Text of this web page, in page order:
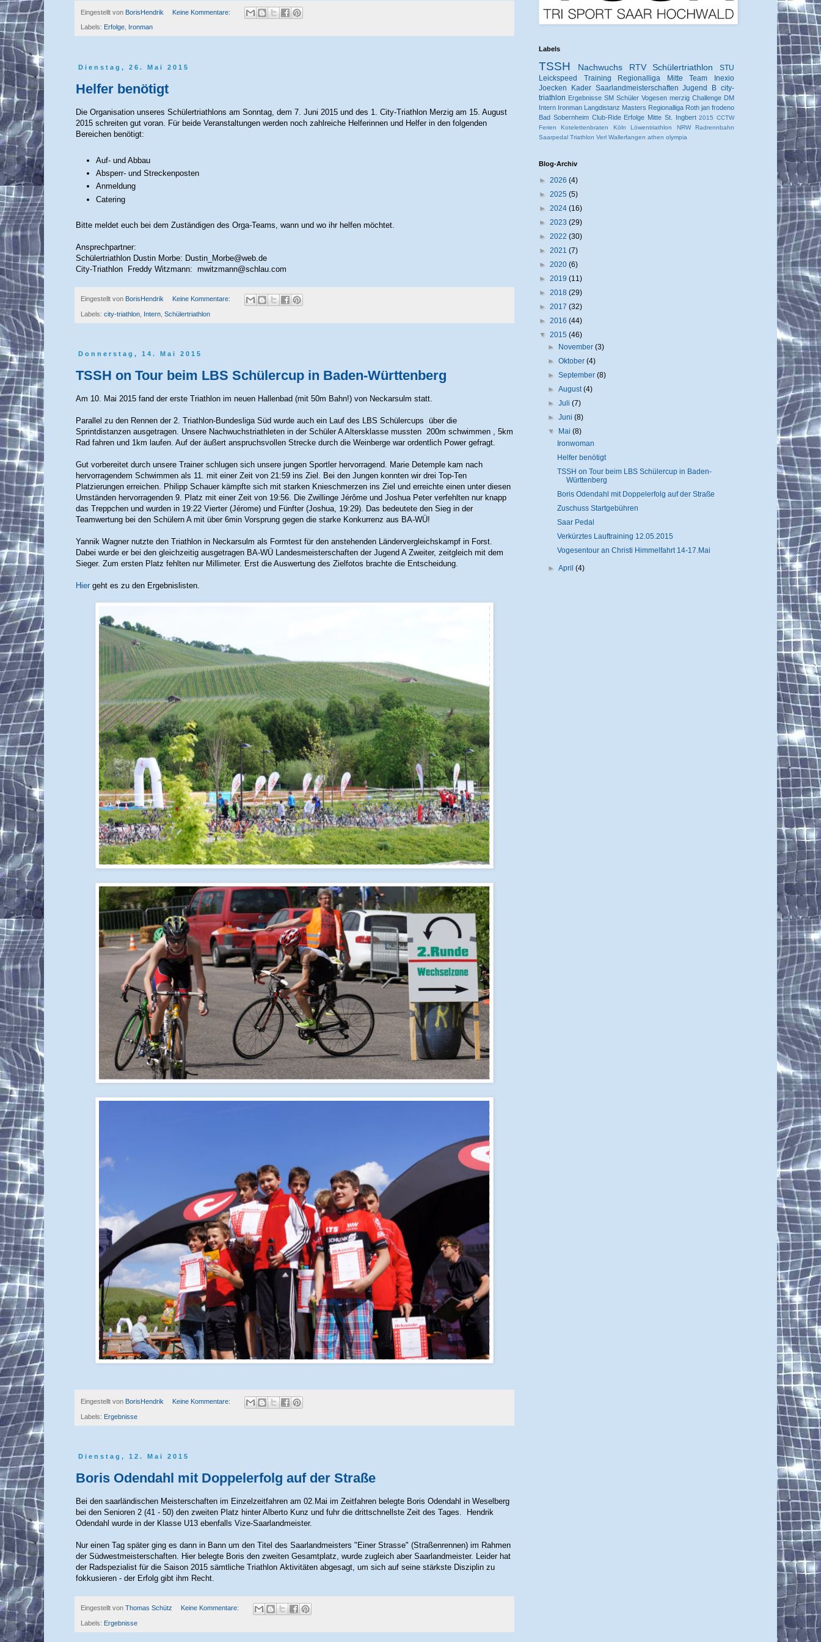
Eingestellt von BorisHendrik Keine Kommentare:
Labels: Erfolge, Ironman
Dienstag, 26. Mai 2015
Helfer benötigt
Die Organisation unseres Schülertriathlons am Sonntag, dem 7. Juni 2015 und des 1. City-Triathlon Merzig am 15. August
2015 schreiten gut voran. Für beide Veranstaltungen werden noch zahlreiche Helferinnen und Helfer in den folgenden
Bereichen benötigt:
Auf- und Abbau
Absperr- und Streckenposten
Anmeldung
Catering
Bitte meldet euch bei dem Zuständigen des Orga-Teams, wann und wo ihr helfen möchtet.
Ansprechpartner:
Schülertriathlon Dustin Morbe: Dustin_Morbe@web.de
City-Triathlon Freddy Witzmann: mwitzmann@schlau.com
Eingestellt von BorisHendrik Keine Kommentare:
Labels: city-triathlon Intern Schülertriathlon
Donnerstag, 14. Mai 2015
TSSH on Tour beim LBS Schülercup in Baden-Württenberg
Am 10. Mai 2015 fand der erste Triathlon im neuen Hallenbad (mit 50m Bahn!) von Neckarsulm statt.
Parallel zu den Rennen der 2. Triathlon-Bundesliga Süd wurde auch ein Lauf des LBS Schülercups über die
Sprintdistanzen ausgetragen. Unsere Nachwuchstriathleten in der Schüler A Altersklasse mussten 200m schwimmen , 5km
Rad fahren und 1km laufen. Auf der äußert anspruchsvollen Strecke durch die Weinberge war ordentlich Power gefragt.
Gut vorbereitet durch unsere Trainer schlugen sich unsere jungen Sportler hervorragend. Marie Detemple kam nach
hervorragendem Schwimmen als 11. mit einer Zeit von 21:59 ins Ziel. Bei den Jungen konnten wir drei Top-Ten
Platzierungen erreichen. Philipp Schauer kämpfte sich mit starken Knieschmerzen ins Ziel und erreichte einen unter diesen
Umständen hervorragenden 9. Platz mit einer Zeit von 19:56. Die Zwillinge Jérôme und Joshua Peter verfehlten nur knapp
das Treppchen und wurden in 19:22 Vierter (Jérome) und Fünfter (Joshua, 19:29). Das bedeutete den Sieg in der
Teamwertung bei den Schülern A mit über 6min Vorsprung gegen die starke Konkurrenz aus BA-WÜ!
Yannik Wagner nutzte den Triathlon in Neckarsulm als Formtest für den anstehenden Ländervergleichskampf in Forst.
Dabei wurde er bei den gleichzeitig ausgetragen BA-WÜ Landesmeisterschaften der Jugend A Zweiter, zeitgleich mit dem
Sieger. Zum ersten Platz fehlten nur Millimeter. Erst die Auswertung des Zielfotos brachte die Entscheidung.
Hier geht es zu den Ergebnislisten.
Eingestellt von BorisHendrik Keine Kommentare:
Labels: Ergebnisse
Dienstag, 12. Mai 2015
Boris Odendahl mit Doppelerfolg auf der Straße
Bei den saarländischen Meisterschaften im Einzelzeitfahren am 02.Mai im Zeitfahren belegte Boris Odendahl in Weselberg
bei den Senioren 2 (41 - 50) den zweiten Platz hinter Alberto Kunz und fuhr die drittschnellste Zeit des Tages. Hendrik
Odendahl wurde in der Klasse U13 ebenfalls Vize-Saarlandmeister.
Nur einen Tag später ging es dann in Bann um den Titel des Saarlandmeisters "Einer Strasse" (Straßenrennen) im Rahmen
der Südwestmeisterschaften. Hier belegte Boris den zweiten Gesamtplatz, wurde zugleich aber Saarlandmeister. Leider hat
der Radspezialist für die Saison 2015 sämtliche Triathlon Aktivitäten abgesagt, um sich auf seine stärkste Disziplin zu
fokkusieren - der Erfolg gibt ihm Recht.
Eingestellt von Thomas Schütz Keine Kommentare:
Labels: Ergebnisse
Labels
TSSH Nachwuchs RTV Schülertriathlon
STU
Leickspeed
Training Regionalliga Mitte
Team Inexio
Joecken
Kader Saarlandmeisterschaften Jugend B city-
triathlon Ergebnisse SM Schüler Vogesen merzig Challenge DM
Intern Ironman Langdistanz Masters Regionalliga Roth jan frodeno
Bad Sobernheim Club-Ride Erfolge Mitte St. Ingbert 2015 CCTW
Ferien
Kotelettenbraten Köln Löwentriathlon NRW
Radrennbahn
Saarpedal Triathlon Verl Wallerfangen athen olympia
Blog-Archiv
► 2026 (4)
► 2025 (5)
► 2024 (16)
► 2023 (29)
► 2022 (30)
► 2021 (7)
► 2020 (6)
► 2019 (11)
► 2018 (29)
► 2017 (32)
► 2016 (44)
▼ 2015 (46)
►
November(3)
►Oktober(4)
►September(8)
►August(4)
►Juli(7)
►Juni(8)
▼
Mai(8)
Ironwoman
Helfer benötigt
TSSH on Tour beim LBS Schülercup in Baden-
Württenberg
Boris Odendahl mit Doppelerfolg auf der Straße
Zuschuss Startgebühren
Saar Pedal
Verkürztes Lauftraining 12.05.2015
Vogesentour an Christi Himmelfahrt 14-17.Mai
►April(4)